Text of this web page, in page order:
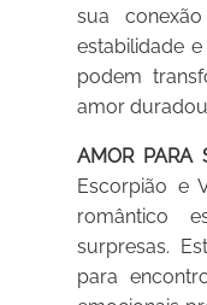
sua
estabilidade
podem
amor
AMOR PARA
Escorpião e
romântico
surpresas.
para